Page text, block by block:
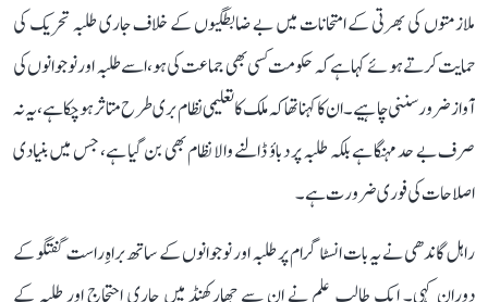
ملازمتوں کی بھرتی کے امتحانات میں بے ضابطگیوں کے خلاف جاری طلبہ تحریک کی
حمایت کرتے ہوئے کہا ہے کہ حکومت کسی بھی جماعت کی ہو، اسے طلبہ اور نوجوانوں کی
آواز ضرور سننی چاہیے۔ ان کا کہنا تھا کہ ملک کا تعلیمی نظام بری طرح متاثر ہو چکا ہے، یہ نہ
صرف بے حد مہنگا ہے بلکہ طلبہ پر دباؤ ڈالنے والا نظام بھی بن گیا ہے، جس میں بنیادی
اصلاحات کی فوری ضرورت ہے۔
راہل گاندھی نے یہ بات انسٹاگرام پر طلبہ اور نوجوانوں کے ساتھ براہِ راست گفتگو کے